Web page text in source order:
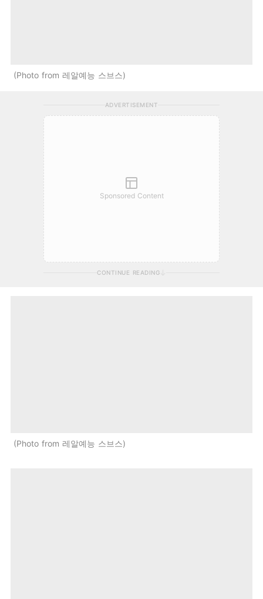
Photo from 레알예능 스브스
ADVERTISEMENT
Sponsored Content
CONTINUE READING
Photo from 레알예능 스브스